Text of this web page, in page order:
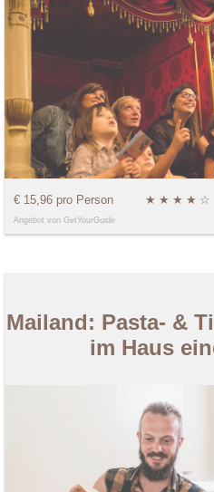
€ 15,96 pro Person ★ ★ ★ ★ ☆
Angebot von GetYourGuide
Mailand: Pasta- &
im Haus